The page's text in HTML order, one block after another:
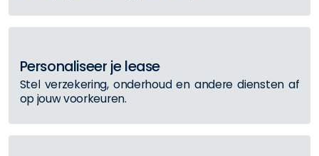
Personaliseer je lease
Stel verzekering, onderhoud en andere diensten af
opjouwvoorkeuren.